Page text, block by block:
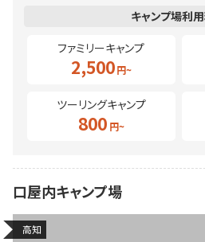
ファミリーキャンプ
2,500
ツーリングキャンプ
800
口屋内キャンプ場
高知